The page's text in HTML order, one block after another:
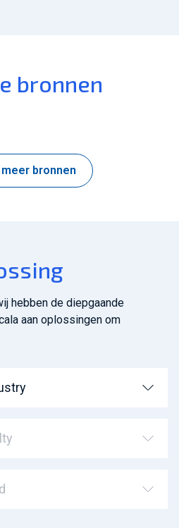
bronnen
bronnen
hebben de diepgaande
aan oplossingen om